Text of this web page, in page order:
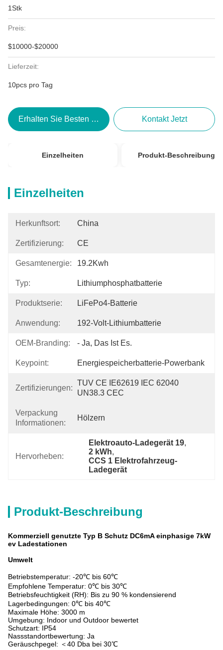
1Stk
Preis:
$10000-$20000
Lieferzeit:
10pcs pro Tag
Erhalten Sie Besten Preis Kontakt Jetzt
Einzelheiten Produkt-Beschreibung
Einzelheiten
Herkunftsort: China
Zertifizierung: CE
Gesamtenergie: 19.2Kwh
Typ: Lithiumphosphatbatterie
Produktserie: LiFePo4-Batterie
Anwendung: 192-Volt-Lithiumbatterie
OEM-Branding: - Ja, Das Ist Es.
Keypoint: Energiespeicherbatterie-Powerbank
Zertifizierungen:
TUV CE IE62619 IEC 62040
UN38.3 CEC
Verpackung
Informationen:
Hölzern
Hervorheben:
Elektroauto-Ladegerät 19,
2 kWh,
CCS 1 Elektrofahrzeug-
Ladegerät
Produkt-Beschreibung
Kommerziell genutzte Typ B Schutz DC6mA einphasige 7kW
ev Ladestationen
Umwelt
Betriebstemperatur: -20℃ bis 60℃
Empfohlene Temperatur: 0℃ bis 30℃
Betriebsfeuchtigkeit (RH): Bis zu 90 % kondensierend
Lagerbedingungen: 0℃ bis 40℃
Maximale Höhe: 3000 m
Umgebung: Indoor und Outdoor bewertet
Schutzart: IP54
Nassstandortbewertung: Ja
Geräuschpegel: ＜40 Dba bei 30℃